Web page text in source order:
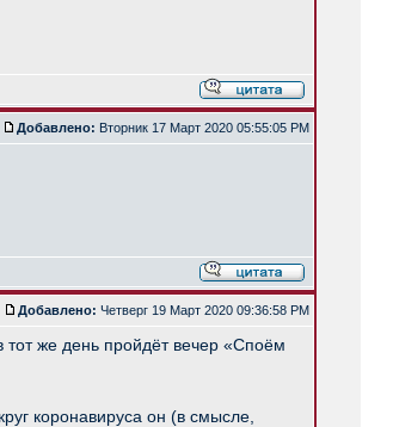
Добавлено: Вторник 17 Март 2020 05:55:05 PM
Добавлено: Четверг 19 Март 2020 09:36:58 PM
же день пройдёт вечер «Споём
коронавируса он (в смысле,